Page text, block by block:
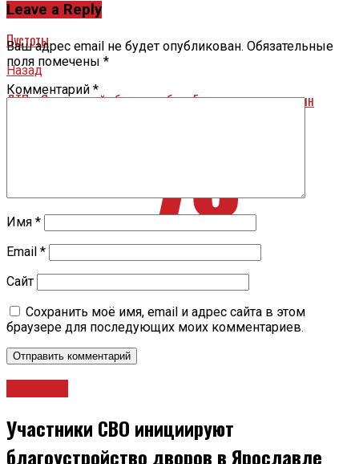
Вперед
Пустоты
Назад
ДТП в Ярославской области: кабину Газели сплющило, один
Leave a Reply
Ваш адрес email не будет опубликован. Обязательные
поля помечены *
Комментарий *
Имя *
Email *
Сайт
Сохранить моё имя, email и адрес сайта в этом
браузере для последующих моих комментариев.
Участники СВО инициируют
благоустройство дворов в Ярославле